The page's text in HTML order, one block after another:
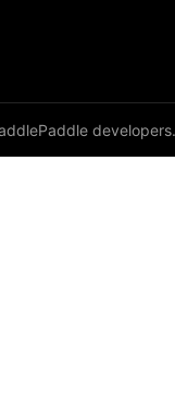
developers.